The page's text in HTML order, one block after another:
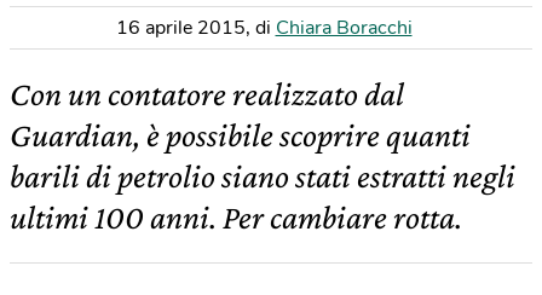
16 aprile 2015, di Chiara Boracchi
Con un contatore realizzato dal
Guardian, è possibile scoprire quanti
barili di petrolio siano stati estratti negli
ultimi 100 anni. Per cambiare rotta.